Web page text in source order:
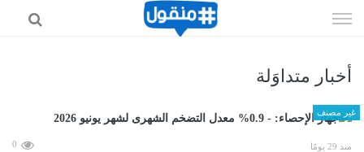
الى
أخبار متداوَلة
غير مصنف
منذ 29 يومًا 0